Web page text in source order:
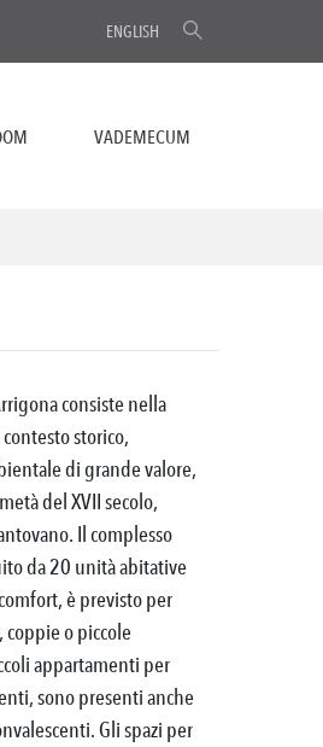
ENGLISH
VADEMECUM
consiste nella
storico,
di grande valore,
del XVII secolo,
Il complesso
da 20 unità abitative
è previsto per
o piccole
appartamenti per
sono presenti anche
Gli spazi per